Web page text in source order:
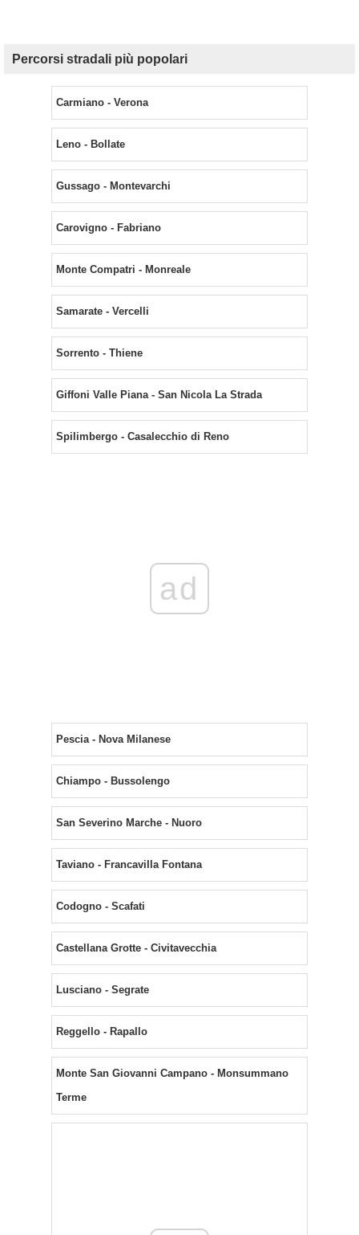
Percorsi stradali più popolari
Carmiano - Verona
Leno - Bollate
Gussago - Montevarchi
Carovigno - Fabriano
Monte Compatri - Monreale
Samarate - Vercelli
Sorrento - Thiene
Giffoni Valle Piana - San Nicola La Strada
Spilimbergo - Casalecchio di Reno
ad
Pescia - Nova Milanese
Chiampo - Bussolengo
San Severino Marche - Nuoro
Taviano - Francavilla Fontana
Codogno - Scafati
Castellana Grotte - Civitavecchia
Lusciano - Segrate
Reggello - Rapallo
Monte San Giovanni Campano - Monsummano
Terme